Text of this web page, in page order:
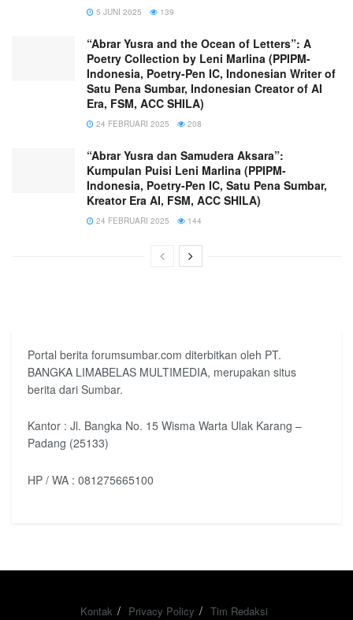
5 JUNI 2025 139
“Abrar Yusra and the Ocean of Letters”: A
Poetry Collection by Leni Marlina (PPIPM-
Indonesia, Poetry-Pen IC, Indonesian Writer of
Satu Pena Sumbar, Indonesian Creator of AI
Era, FSM, ACC SHILA)
24 FEBRUARI 2025 208
“Abrar Yusra dan Samudera Aksara”:
Kumpulan Puisi Leni Marlina (PPIPM-
Indonesia, Poetry-Pen IC, Satu Pena Sumbar,
Kreator Era AI, FSM, ACC SHILA)
24 FEBRUARI 2025 144
Portal berita forumsumbar.com diterbitkan oleh PT.
BANGKA LIMABELAS MULTIMEDIA, merupakan situs
berita dari Sumbar.
Kantor : Jl. Bangka No. 15 Wisma Warta Ulak Karang –
Padang (25133)
HP / WA : 081275665100
Kontak Privacy Policy Tim Redaksi